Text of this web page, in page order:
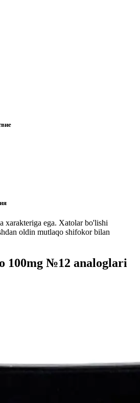
xarakteriga ega. Xatolar bo'lishi
oldin mutlaqo shifokor bilan
100mg №12 analoglari